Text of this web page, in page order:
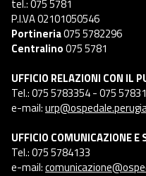
tel.: 075 5781
P.I.VA 02101050546
Portineria075 5782296
Centralino075 5781
UFFICIO RELAZIONI CON IL
Tel.: 075 5783354 - 075
e-mail:
UFFICIO COMUNICAZIONE E
Tel.: 075 5784133
e-mail: